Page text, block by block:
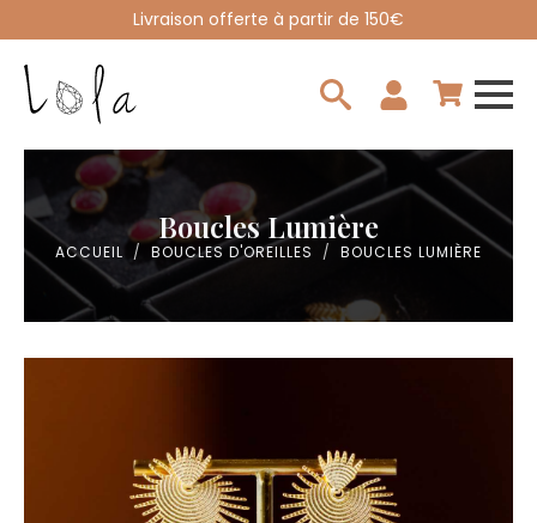
Livraison offerte à partir de 150€
Boucles Lumière
ACCUEIL BOUCLES D'OREILLES BOUCLES LUMIÈRE